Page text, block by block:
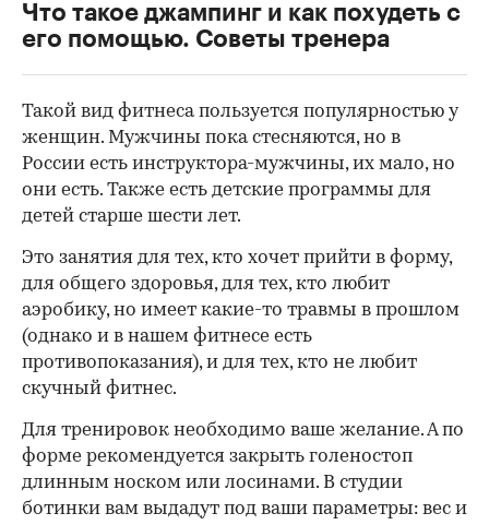
Что такое джампинг и как похудеть с
его помощью. Советы тренера
Такой вид фитнеса пользуется популярностью у
женщин. Мужчины пока стесняются, но в
России есть инструктора-мужчины, их мало, но
они есть. Также есть детские программы для
детей старше шести лет.
Это занятия для тех, кто хочет прийти в форму,
для общего здоровья, для тех, кто любит
аэробику, но имеет какие-то травмы в прошлом
(однако и в нашем фитнесе есть
противопоказания), и для тех, кто не любит
скучный фитнес.
Для тренировок необходимо ваше желание. А по
форме рекомендуется закрыть голеностоп
длинным носком или лосинами. В студии
ботинки вам выдадут под ваши параметры: вес и